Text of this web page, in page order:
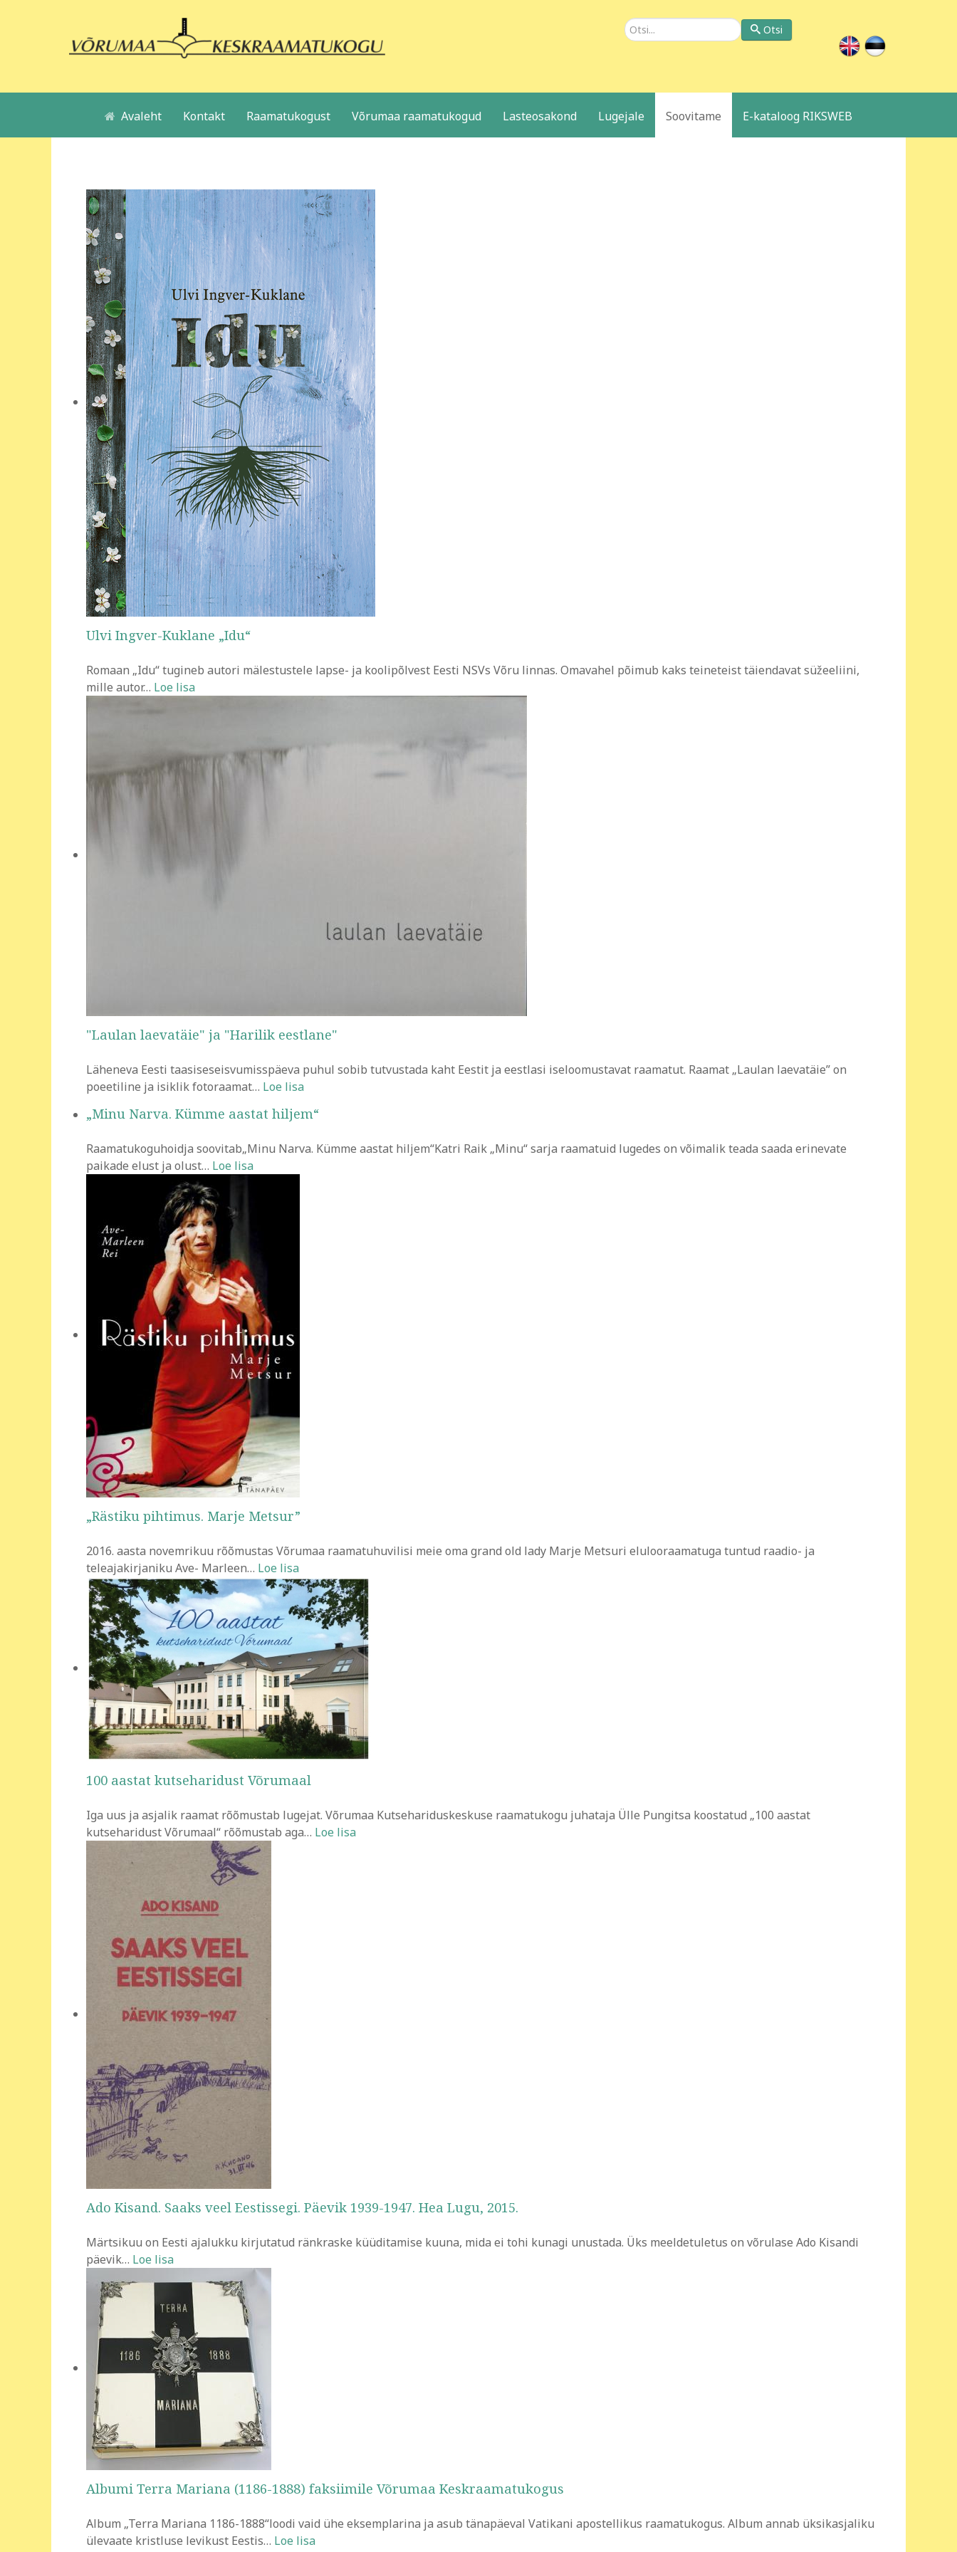
Otsi Otsi
Avaleht Kontakt Raamatukogust Võrumaa raamatukogud Lasteosakond Lugejale Soovitame E-kataloog RIKSWEB
Ulvi Ingver-Kuklane „Idu“
Romaan „Idu“ tugineb autori mälestustele lapse- ja koolipõlvest Eesti NSVs Võru linnas. Omavahel põimub kaks teineteist täiendavat süžeeliini,
mille autor… Loe lisa
"Laulan laevatäie" ja "Harilik eestlane"
Läheneva Eesti taasiseseisvumisspäeva puhul sobib tutvustada kaht Eestit ja eestlasi iseloomustavat raamatut. Raamat „Laulan laevatäie” on
poeetiline ja isiklik fotoraamat… Loe lisa
„Minu Narva. Kümme aastat hiljem“
Raamatukoguhoidja soovitab„Minu Narva. Kümme aastat hiljem“Katri Raik „Minu“ sarja raamatuid lugedes on võimalik teada saada erinevate
paikade elust ja olust… Loe lisa
„Rästiku pihtimus. Marje Metsur”
2016. aasta novemrikuu rõõmustas Võrumaa raamatuhuvilisi meie oma grand old lady Marje Metsuri elulooraamatuga tuntud raadio- ja
teleajakirjaniku Ave- Marleen… Loe lisa
100 aastat kutseharidust Võrumaal
Iga uus ja asjalik raamat rõõmustab lugejat. Võrumaa Kutsehariduskeskuse raamatukogu juhataja Ülle Pungitsa koostatud „100 aastat
kutseharidust Võrumaal“ rõõmustab aga… Loe lisa
Ado Kisand. Saaks veel Eestissegi. Päevik 1939-1947. Hea Lugu, 2015.
Märtsikuu on Eesti ajalukku kirjutatud ränkraske küüditamise kuuna, mida ei tohi kunagi unustada. Üks meeldetuletus on võrulase Ado Kisandi
päevik… Loe lisa
Albumi Terra Mariana (1186-1888) faksiimile Võrumaa Keskraamatukogus
Album „Terra Mariana 1186-1888“loodi vaid ühe eksemplarina ja asub tänapäeval Vatikani apostellikus raamatukogus. Album annab üksikasjaliku
ülevaate kristluse levikust Eestis… Loe lisa